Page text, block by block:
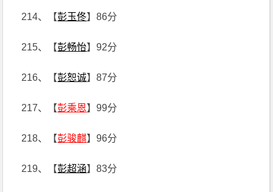
214、【彭玉佟】86分
215、【彭畅怡】92分
216、【彭恕诚】87分
217、【彭乘恩】99分
218、【彭骏麒】96分
219、【彭超涵】83分